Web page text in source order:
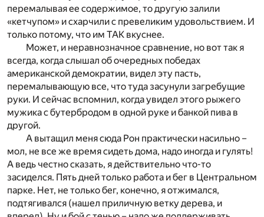
перемалывая ее содержимое, то другую залили
«кетчупом» и схарчили с превеликим удовольствием. И
только потому, что им ТАК вкуснее.
Может, и неравнозначное сравнение, но вот так я
всегда, когда слышал об очередных победах
американской демократии, видел эту пасть,
перемалывающую все, что туда засунули загребущие
руки. И сейчас вспомнил, когда увидел этого рыжего
мужика с бутербродом в одной руке и банкой пива в
другой.
А вытащил меня сюда Рон практически насильно –
мол, не все же время сидеть дома, надо иногда и гулять!
А ведь честно сказать, я действительно что-то
засиделся. Пять дней только работа и бег в Центральном
парке. Нет, не только бег, конечно, я отжимался,
подтягивался (нашел приличную ветку дерева, и